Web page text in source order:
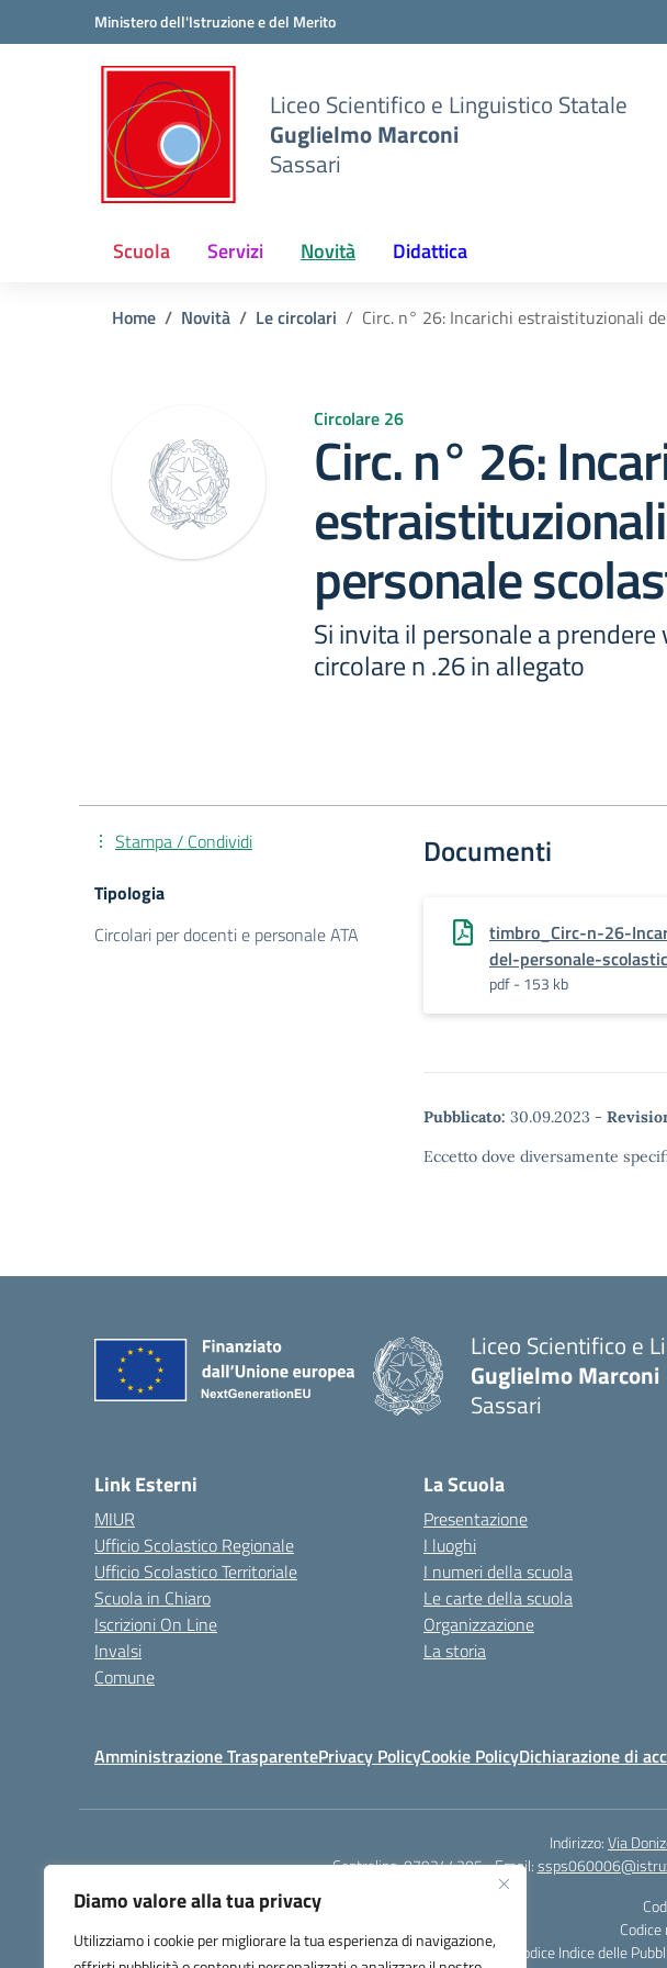
Diamo valore alla tua privacy
Utilizziamo i cookie per migliorare la tua esperienza di navigazione,
Vai ai contenuti
Vai al menu di navigazioneMinistero dell'Istruzione e del Merito
Liceo Scientifico e Linguistico Statale
Guglielmo Marconi
Sassari
Scuola Servizi Novità Didattica
Home Novità Le circolari Circ. n° 26: Incarichi estraistituzionali
Circolare 26
Circ. n° 26:
personale
Si invita il personale a
circolare n .26 in allegato
Documenti
timbro_Circ-n-26-
del-personale-
pdf - 153 kb
Pubblicato: 30.09.2023 -
Eccetto dove diversamente
Stampa / Condividi
Tipologia
Circolari per docenti e personale ATA
Liceo Scientifico e
Guglielmo Marconi
Sassari
Link Esterni
MIUR
Ufficio Scolastico Regionale
Ufficio Scolastico Territoriale
Scuola in Chiaro
Iscrizioni On Line
Invalsi
Comune
La Scuola
Presentazione
I luoghi
I numeri della scuola
Le carte della scuola
Organizzazione
La storia
Amministrazione TrasparentePrivacy PolicyCookie PolicyDichiarazione di
Indirizzo:Via
Centralino:079244305 Email:
Codice Indice delle